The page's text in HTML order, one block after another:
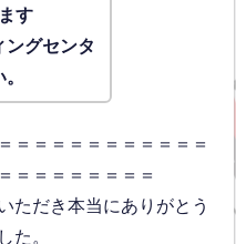
す
ングセンタ
＝＝＝＝＝＝＝＝＝＝＝
＝＝＝＝＝＝＝＝
ただき本当にありがとう
た。